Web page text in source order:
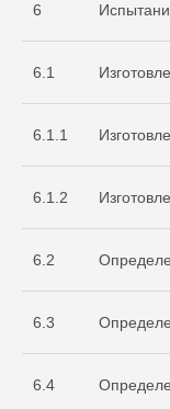
6
6.1
6.1.1
6.1.2
6.2
6.3
6.4
Nº ИЛ-РОС-001691.